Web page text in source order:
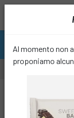
Al momento non
proponiamo